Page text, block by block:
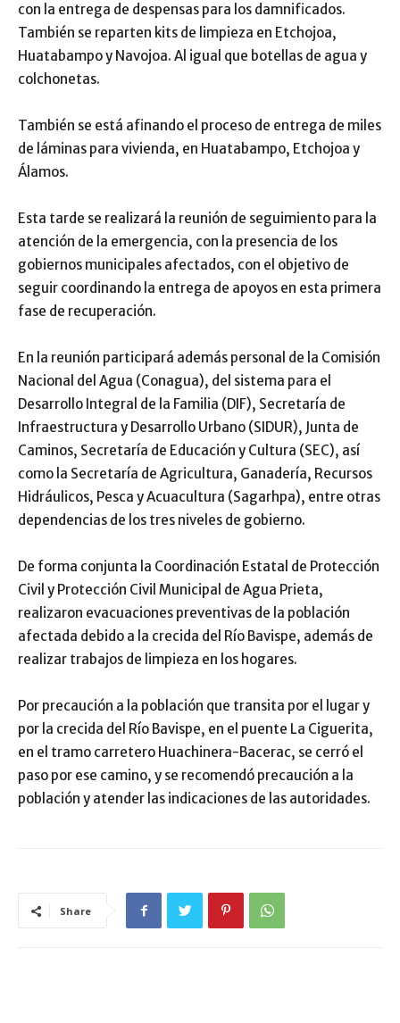
con la entrega de despensas para los damnificados.
También se reparten kits de limpieza en Etchojoa,
Huatabampo y Navojoa. Al igual que botellas de agua y
colchonetas.
También se está afinando el proceso de entrega de miles
de láminas para vivienda, en Huatabampo, Etchojoa y
Álamos.
Esta tarde se realizará la reunión de seguimiento para la
atención de la emergencia, con la presencia de los
gobiernos municipales afectados, con el objetivo de
seguir coordinando la entrega de apoyos en esta primera
fase de recuperación.
En la reunión participará además personal de la Comisión
Nacional del Agua (Conagua), del sistema para el
Desarrollo Integral de la Familia (DIF), Secretaría de
Infraestructura y Desarrollo Urbano (SIDUR), Junta de
Caminos, Secretaría de Educación y Cultura (SEC), así
como la Secretaría de Agricultura, Ganadería, Recursos
Hidráulicos, Pesca y Acuacultura (Sagarhpa), entre otras
dependencias de los tres niveles de gobierno.
De forma conjunta la Coordinación Estatal de Protección
Civil y Protección Civil Municipal de Agua Prieta,
realizaron evacuaciones preventivas de la población
afectada debido a la crecida del Río Bavispe, además de
realizar trabajos de limpieza en los hogares.
Por precaución a la población que transita por el lugar y
por la crecida del Río Bavispe, en el puente La Ciguerita,
en el tramo carretero Huachinera-Bacerac, se cerró el
paso por ese camino, y se recomendó precaución a la
población y atender las indicaciones de las autoridades.
Share